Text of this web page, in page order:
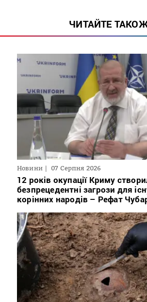
ЧИТАЙТЕ
Новини 07 Серпня 2026
12 років окупації Криму
безпрецедентні загрози для
корінних народів – Рефат